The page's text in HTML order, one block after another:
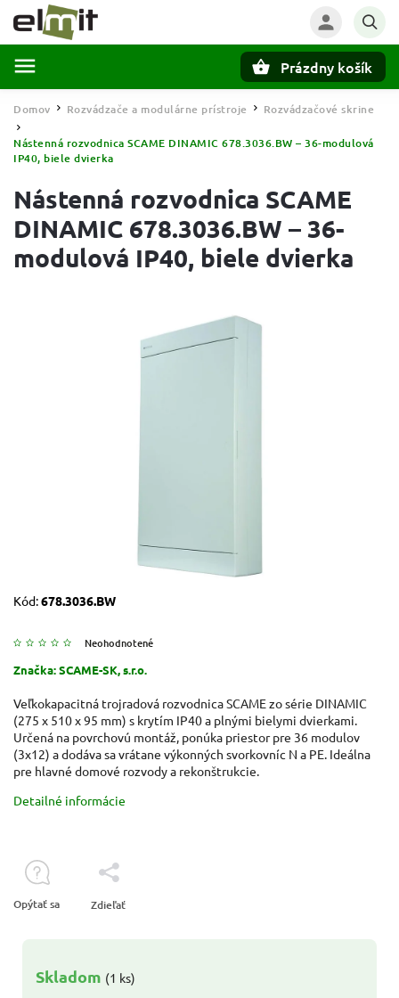
Prázdny košík
Domov / Rozvádzače a modulárne prístroje / Rozvádzačové skrine
/
Nástenná rozvodnica SCAME DINAMIC 678.3036.BW – 36-modulová
IP40, biele dvierka
Nástenná rozvodnica SCAME
DINAMIC 678.3036.BW – 36-
modulová IP40, biele dvierka
Kód:678.3036.BW
Neohodnotené
Značka:SCAME-SK, s.r.o.
Skladom (1 ks)
Veľkokapacitná trojradová rozvodnica SCAME zo série DINAMIC
(275 x 510 x 95 mm) s krytím IP40 a plnými bielymi dvierkami.
Určená na povrchovú montáž, ponúka priestor pre 36 modulov
(3x12) a dodáva sa vrátane výkonných svorkovníc N a PE. Ideálna
pre hlavné domové rozvody a rekonštrukcie.
Detailné informácie
Opýtať sa Zdieľať